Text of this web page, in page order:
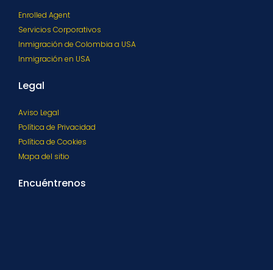
Enrolled Agent
Servicios Corporativos
Inmigración de Colombia a USA
Inmigración en USA
Legal
Aviso Legal
Política de Privacidad
Política de Cookies
Mapa del sitio
Encuéntrenos